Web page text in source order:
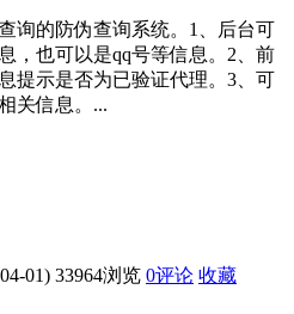
询的防伪查询系统。1、后台可
，也可以是qq号等信息。2、前
提示是否为已验证代理。3、可
关信息。...
01) 33964浏览 0评论 收藏